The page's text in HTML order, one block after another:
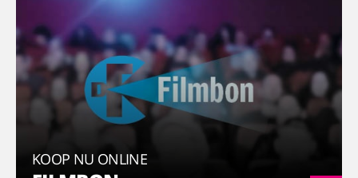
KOOP NU ONLINE